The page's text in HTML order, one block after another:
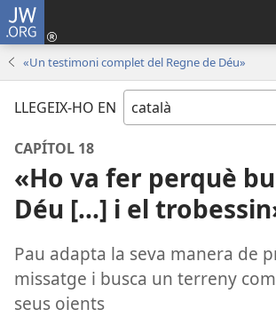
JW.ORG
«Un testimoni complet del Regne de Déu»
LLEGEIX-HO EN
CAPÍTOL 18
«Ho va fer perquè
Déu [...] i el
Pau adapta la seva manera de
missatge i busca un terreny
seus oients